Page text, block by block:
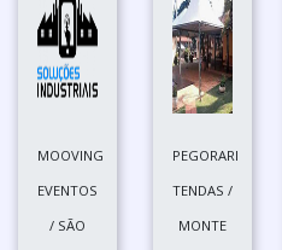
MOOVING
EVENTOS
/ SÃO
PEGORARI
TENDAS /
MONTE